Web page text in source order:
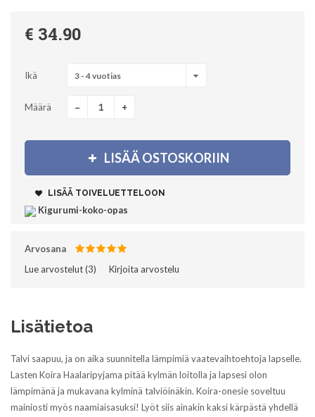
€ 34.90
Ikä 3 - 4 vuotias
Määrä - +
LISÄÄ OSTOSKORIIN
LISÄÄ TOIVELUETTELOON
Kigurumi-koko-opas
Arvosana
Lue arvostelut (3)‎ Kirjoita arvostelu
Lisätietoa
Talvi saapuu, ja on aika suunnitella lämpimiä vaatevaihtoehtoja lapselle.
Lasten Koira Haalaripyjama pitää kylmän loitolla ja lapsesi olon
lämpimänä ja mukavana kylminä talviöinäkin. Koira-onesie soveltuu
mainiosti myös naamiaisasuksi! Lyöt siis ainakin kaksi kärpästä yhdellä